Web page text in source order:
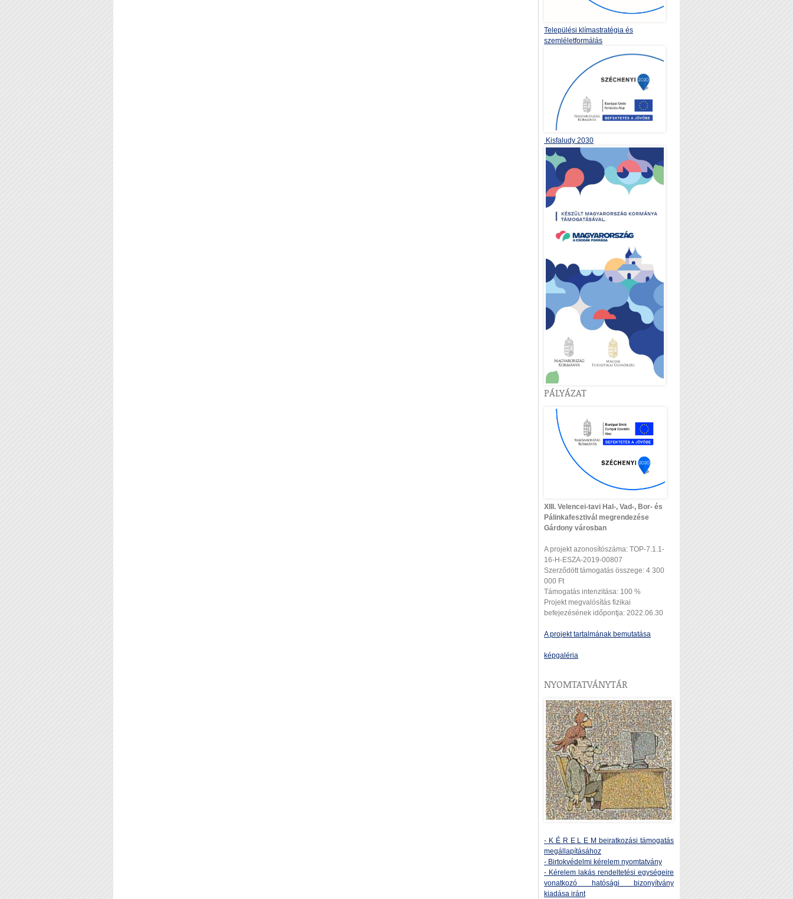
Települési klímastratégia és
szemléletformálás
Kisfaludy 2030
PÁLYÁZAT
XIII. Velencei-tavi Hal-, Vad-, Bor- és
Pálinkafesztivál megrendezése
Gárdony városban
A projekt azonosítószáma: TOP-7.1.1-
16-H-ESZA-2019-00807
Szerződött támogatás összege: 4 300
000 Ft
Támogatás intenzitása: 100 %
Projekt megvalósítás fizikai
befejezésének időpontja: 2022.06.30
A projekt tartalmának bemutatása
képgaléria
NYOMTATVÁNYTÁR
- K É R E L E M beiratkozási támogatás
megállapításához
- Birtokvédelmi kérelem nyomtatvány
- Kérelem lakás rendeltetési egységeire
vonatkozó hatósági bizonyítvány
kiadása iránt